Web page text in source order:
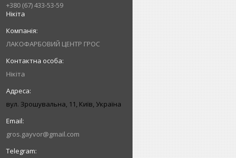
+380 (67) 433-53-59
Нікіта
ЛАКОФАРБОВИЙ ЦЕНТР ГРОС
Нікіта
вул. Зрошувальна, 11, Київ, Україна
gros.gayvor@gmail.com